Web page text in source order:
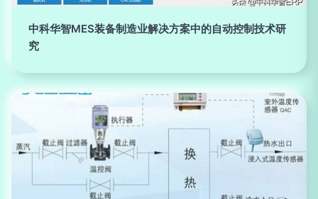
中科华智MES装备制造业解决方案中的自动控制技术研
究